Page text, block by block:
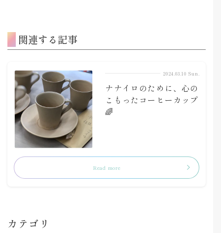
関連する記事
2024.03.10 Sun.
ナナイロのために、心の
こもったコーヒーカップ
🌈
Read more
カテゴリ